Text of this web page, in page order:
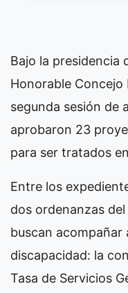
Bajo la presidencia
Honorable Concejo
segunda sesión de
aprobaron 23
para ser tratados
Entre los
dos ordenanzas
buscan acompañar
discapacidad: la
Tasa de Servicios